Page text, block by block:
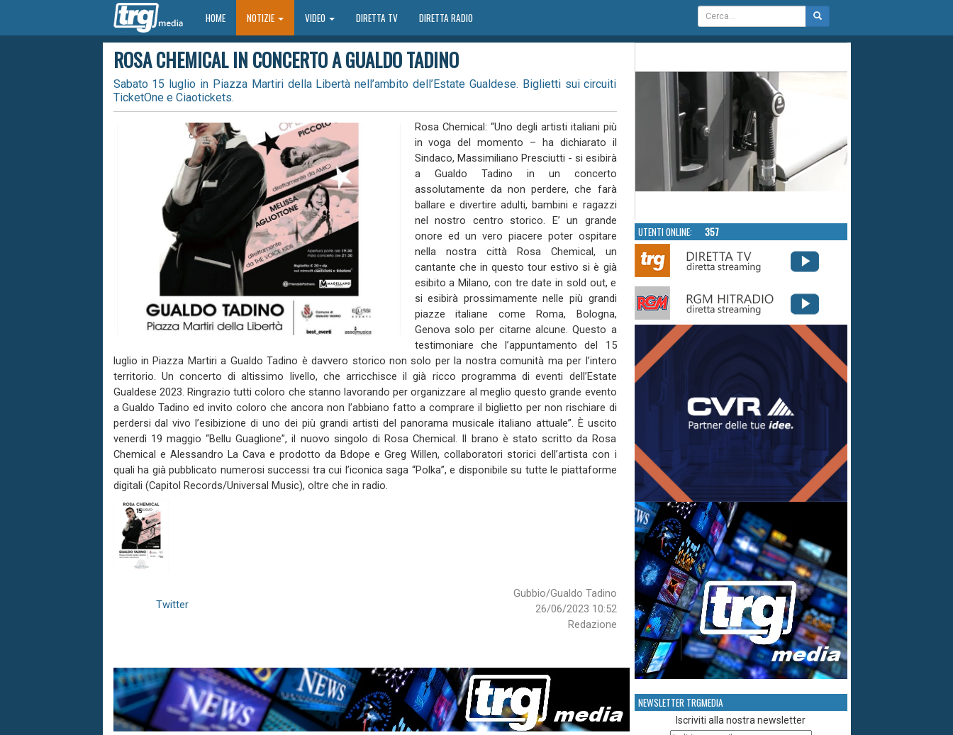
HOMEHOME NOTIZIE VIDEO DIRETTA TV DIRETTA RADIO
ROSA CHEMICAL IN CONCERTO A GUALDO TADINO
Sabato 15 luglio in Piazza Martiri della Libertà nell’ambito dell’Estate Gualdese. Biglietti sui circuiti
TicketOne e Ciaotickets.
Rosa Chemical: “Uno degli artisti italiani più
in voga del momento – ha dichiarato il
Sindaco, Massimiliano Presciutti - si esibirà
a Gualdo Tadino in un concerto
assolutamente da non perdere, che farà
ballare e divertire adulti, bambini e ragazzi
nel nostro centro storico. E’ un grande
onore ed un vero piacere poter ospitare
nella nostra città Rosa Chemical, un
cantante che in questo tour estivo si è già
esibito a Milano, con tre date in sold out, e
si esibirà prossimamente nelle più grandi
piazze italiane come Roma, Bologna,
Genova solo per citarne alcune. Questo a
testimoniare che l’appuntamento del 15
luglio in Piazza Martiri a Gualdo Tadino è davvero storico non solo per la nostra comunità ma per l’intero
territorio. Un concerto di altissimo livello, che arricchisce il già ricco programma di eventi dell’Estate
Gualdese 2023. Ringrazio tutti coloro che stanno lavorando per organizzare al meglio questo grande evento
a Gualdo Tadino ed invito coloro che ancora non l’abbiano fatto a comprare il biglietto per non rischiare di
perdersi dal vivo l’esibizione di uno dei più grandi artisti del panorama musicale italiano attuale”. È uscito
venerdì 19 maggio “Bellu Guaglione”, il nuovo singolo di Rosa Chemical. Il brano è stato scritto da Rosa
Chemical e Alessandro La Cava e prodotto da Bdope e Greg Willen, collaboratori storici dell’artista con i
quali ha già pubblicato numerosi successi tra cui l’iconica saga “Polka”, e disponibile su tutte le piattaforme
digitali (Capitol Records/Universal Music), oltre che in radio.
Gubbio/Gualdo Tadino
26/06/2023 10:52
Redazione
Twitter
UTENTI ONLINE: 357
NEWSLETTER TRGMEDIA
Iscriviti alla nostra newsletter